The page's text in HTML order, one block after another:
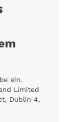
ein.
Limited
Dublin 4,